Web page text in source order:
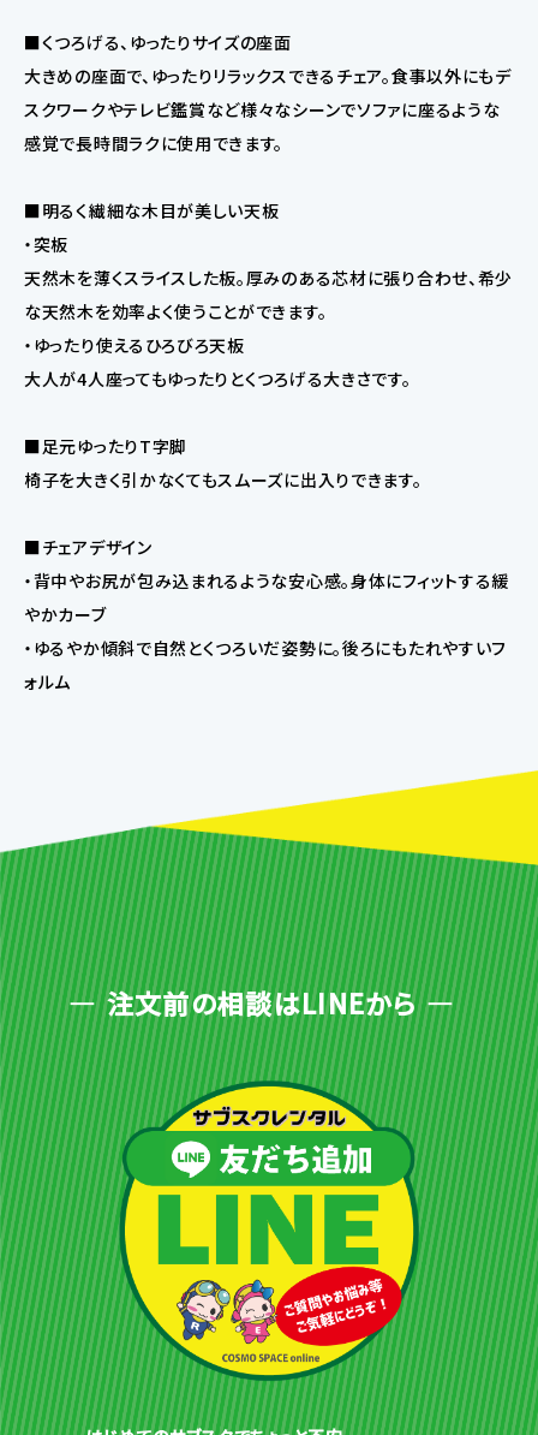
■くつろげる、ゆったりサイズの座面
大きめの座面で、ゆったりリラックスできるチェア。食事以外にもデ
スクワークやテレビ鑑賞など様々なシーンでソファに座るような
感覚で長時間ラクに使用できます。
■明るく繊細な木目が美しい天板
・突板
天然木を薄くスライスした板。厚みのある芯材に張り合わせ、希少
な天然木を効率よく使うことができます。
・ゆったり使えるひろびろ天板
大人が4人座ってもゆったりとくつろげる大きさです。
■足元ゆったりT字脚
椅子を大きく引かなくてもスムーズに出入りできます。
■チェアデザイン
・背中やお尻が包み込まれるような安心感。身体にフィットする緩
やかカーブ
・ゆるやか傾斜で自然とくつろいだ姿勢に。後ろにもたれやすいフ
ォルム
注文前の相談はLINEから